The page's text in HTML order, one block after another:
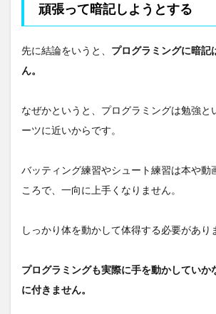
頑張って暗記しようとする
先に結論をいうと、 プログラミングに暗記
ん。
なぜかというと、プログラミングは勉強と
ーツに近いからです。
バッティング練習やシュート練習は本や動
ころで、一向に上手くなりません。
しっかり体を動かして体得する必要があり
プログラミングも実際に手を動かしていか
に付きません。